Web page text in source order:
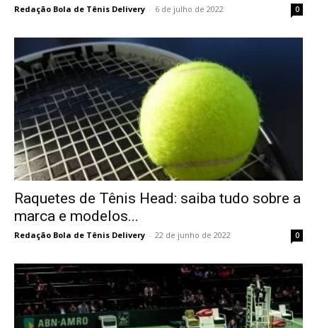
Redação Bola de Tênis Delivery - 6 de julho de 2022 0
Raquetes de Tênis Head: saiba tudo sobre a
marca e modelos...
Redação Bola de Tênis Delivery - 22 de junho de 2022 0